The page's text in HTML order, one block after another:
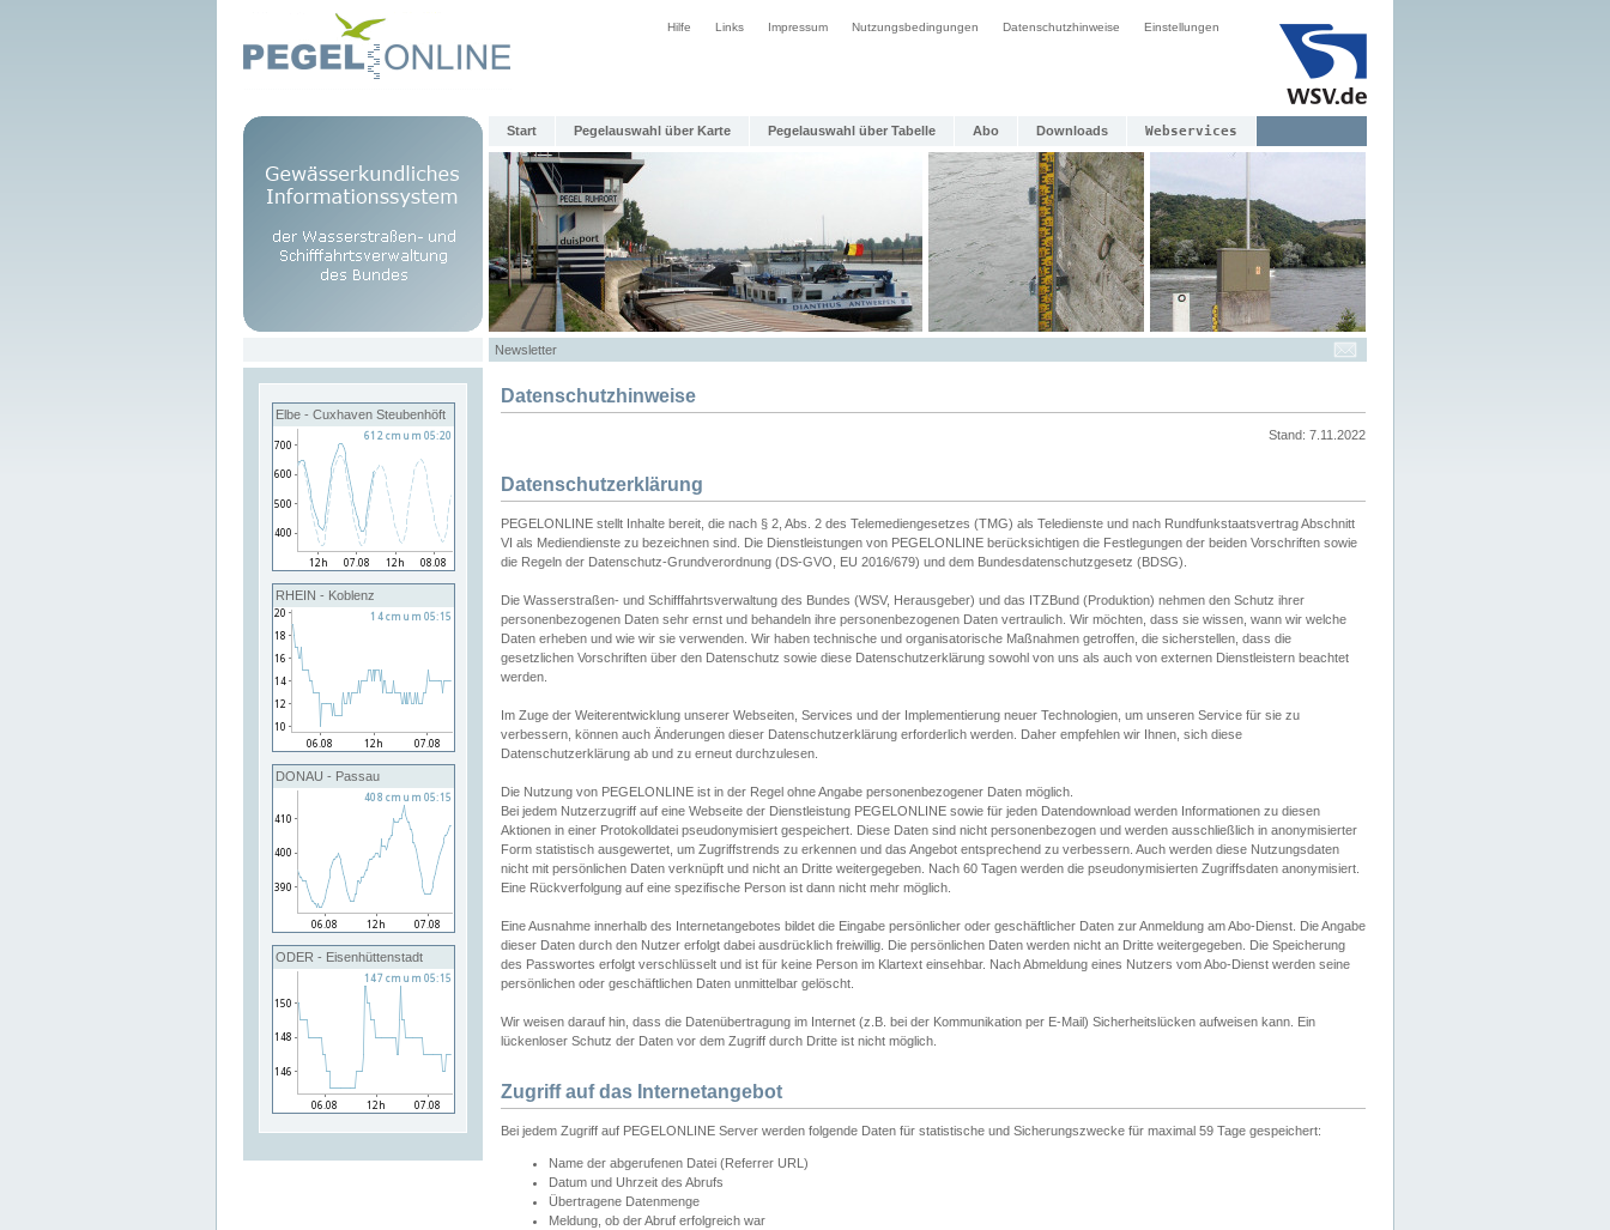
Hilfe Links Impressum Nutzungsbedingungen Datenschutzhinweise Einstellungen
Start Pegelauswahl über Karte Pegelauswahl über Tabelle Abo Downloads Webservices
Newsletter
Elbe - Cuxhaven Steubenhöft
RHEIN - Koblenz
DONAU - Passau
ODER - Eisenhüttenstadt
Datenschutzhinweise
Stand: 7.11.2022
Datenschutzerklärung
PEGELONLINE stellt Inhalte bereit, die nach § 2, Abs. 2 des Telemediengesetzes (TMG) als Teledienste und nach Rundfunkstaatsvertrag Abschnitt
VI als Mediendienste zu bezeichnen sind. Die Dienstleistungen von PEGELONLINE berücksichtigen die Festlegungen der beiden Vorschriften sowie
die Regeln der Datenschutz-Grundverordnung (DS-GVO, EU 2016/679) und dem Bundesdatenschutzgesetz (BDSG).
Die Wasserstraßen- und Schifffahrtsverwaltung des Bundes (WSV, Herausgeber) und das ITZBund (Produktion) nehmen den Schutz ihrer
personenbezogenen Daten sehr ernst und behandeln ihre personenbezogenen Daten vertraulich. Wir möchten, dass sie wissen, wann wir welche
Daten erheben und wie wir sie verwenden. Wir haben technische und organisatorische Maßnahmen getroffen, die sicherstellen, dass die
gesetzlichen Vorschriften über den Datenschutz sowie diese Datenschutzerklärung sowohl von uns als auch von externen Dienstleistern beachtet
werden.
Im Zuge der Weiterentwicklung unserer Webseiten, Services und der Implementierung neuer Technologien, um unseren Service für sie zu
verbessern, können auch Änderungen dieser Datenschutzerklärung erforderlich werden. Daher empfehlen wir Ihnen, sich diese
Datenschutzerklärung ab und zu erneut durchzulesen.
Die Nutzung von PEGELONLINE ist in der Regel ohne Angabe personenbezogener Daten möglich.
Bei jedem Nutzerzugriff auf eine Webseite der Dienstleistung PEGELONLINE sowie für jeden Datendownload werden Informationen zu diesen
Aktionen in einer Protokolldatei pseudonymisiert gespeichert. Diese Daten sind nicht personenbezogen und werden ausschließlich in anonymisierter
Form statistisch ausgewertet, um Zugriffstrends zu erkennen und das Angebot entsprechend zu verbessern. Auch werden diese Nutzungsdaten
nicht mit persönlichen Daten verknüpft und nicht an Dritte weitergegeben. Nach 60 Tagen werden die pseudonymisierten Zugriffsdaten anonymisiert.
Eine Rückverfolgung auf eine spezifische Person ist dann nicht mehr möglich.
Eine Ausnahme innerhalb des Internetangebotes bildet die Eingabe persönlicher oder geschäftlicher Daten zur Anmeldung am Abo-Dienst. Die Angabe
dieser Daten durch den Nutzer erfolgt dabei ausdrücklich freiwillig. Die persönlichen Daten werden nicht an Dritte weitergegeben. Die Speicherung
des Passwortes erfolgt verschlüsselt und ist für keine Person im Klartext einsehbar. Nach Abmeldung eines Nutzers vom Abo-Dienst werden seine
persönlichen oder geschäftlichen Daten unmittelbar gelöscht.
Wir weisen darauf hin, dass die Datenübertragung im Internet (z.B. bei der Kommunikation per E-Mail) Sicherheitslücken aufweisen kann. Ein
lückenloser Schutz der Daten vor dem Zugriff durch Dritte ist nicht möglich.
Zugriff auf das Internetangebot
Bei jedem Zugriff auf PEGELONLINE Server werden folgende Daten für statistische und Sicherungszwecke für maximal 59 Tage gespeichert:
Name der abgerufenen Datei (Referrer URL)
Datum und Uhrzeit des Abrufs
Übertragene Datenmenge
Meldung, ob der Abruf erfolgreich war